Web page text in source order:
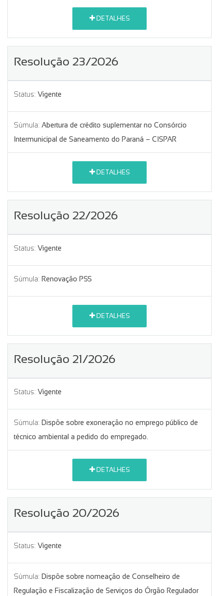
DETALHES
Resolução 23/2026
Status: Vigente
Súmula: Abertura de crédito suplementar no Consórcio
Intermunicipal de Saneamento do Paraná – CISPAR
DETALHES
Resolução 22/2026
Status: Vigente
Súmula: Renovação PSS
DETALHES
Resolução 21/2026
Status: Vigente
Súmula: Dispõe sobre exoneração no emprego público de
técnico ambiental a pedido do empregado.
DETALHES
Resolução 20/2026
Status: Vigente
Súmula: Dispõe sobre nomeação de Conselheiro de
Regulação e Fiscalização de Serviços do Órgão Regulador